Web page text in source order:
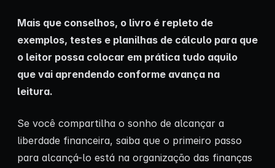
Mais que conselhos, o livro é repleto de
exemplos, testes e planilhas de cálculo para que
o leitor possa colocar em prática tudo aquilo
que vai aprendendo conforme avança na
leitura.
Se você compartilha o sonho de alcançar a
liberdade financeira, saiba que o primeiro passo
para alcançá-lo está na organização das finanças